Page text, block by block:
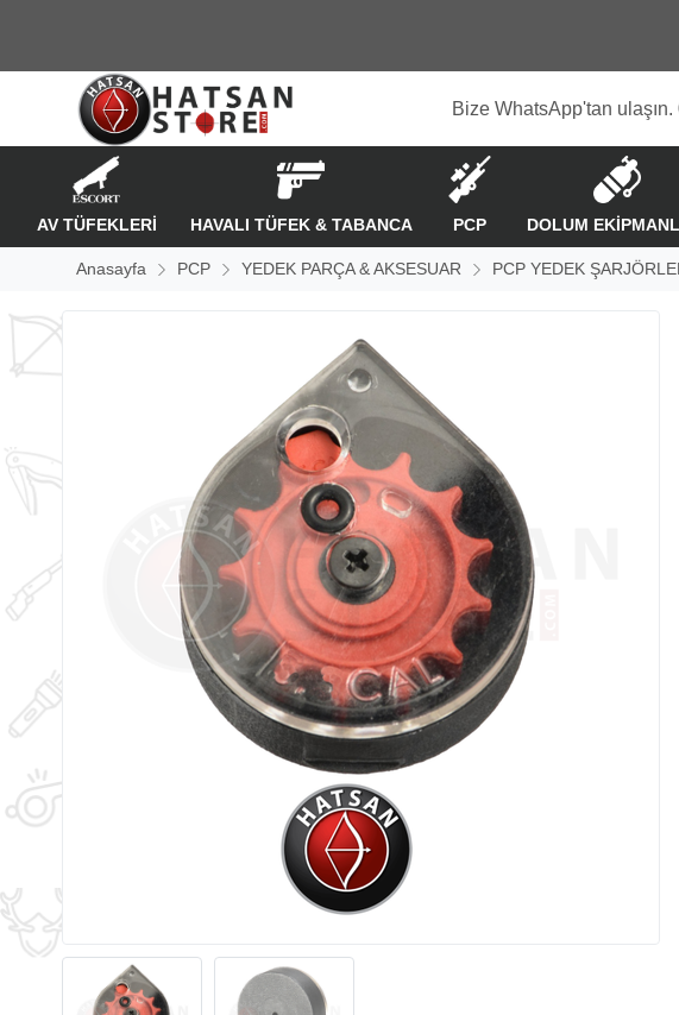
Bize WhatsApp'tan
AV TÜFEKLERİ HAVALI TÜFEK & TABANCA PCP DOLUM
Anasayfa PCP YEDEK PARÇA & AKSESUAR PCP YEDEK